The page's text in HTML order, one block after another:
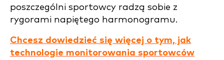
poszczególni sportowcy radzą sobie z
rygorami napiętego harmonogramu.
Chcesz dowiedzieć się więcej o tym, jak
technologie monitorowania sportowców